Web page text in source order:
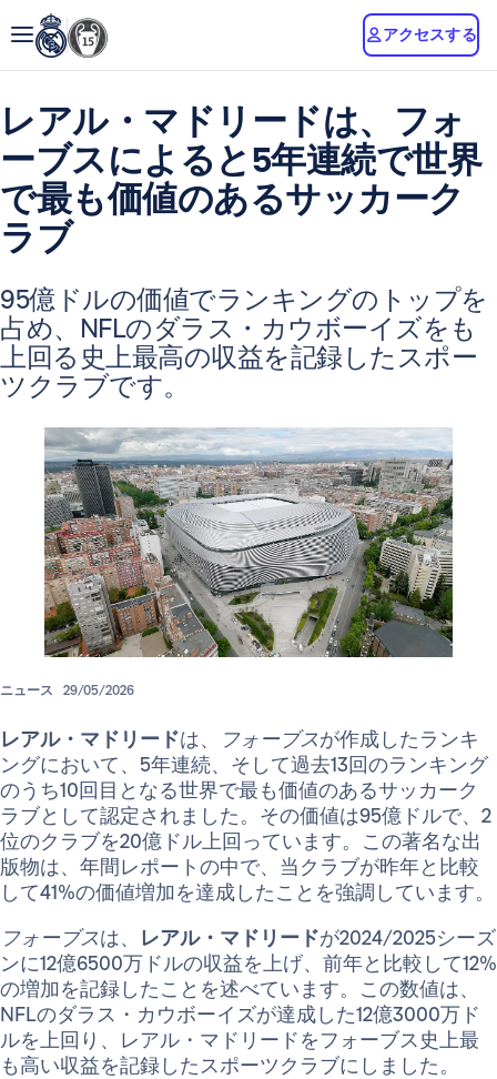
アクセスする
レアル・マドリードは、フォ
ーブスによると5年連続で世界
で最も価値のあるサッカーク
ラブ
95億ドルの価値でランキングのトップを
占め、NFLのダラス・カウボーイズをも
上回る史上最高の収益を記録したスポー
ツクラブです。
ニュース 29/05/2026
レアル・マドリードは、 フォーブスが作成したランキ
ングにおいて、5年連続、そして過去13回のランキング
のうち10回目となる世界で最も価値のあるサッカーク
ラブとして認定されました。その価値は95億ドルで、2
位のクラブを20億ドル上回っています。この著名な出
版物は、年間レポートの中で、当クラブが昨年と比較
して41%の価値増加を達成したことを強調しています。
フォーブスは、 レアル・マドリードが2024/2025シーズ
ンに12億6500万ドルの収益を上げ、前年と比較して12%
の増加を記録したことを述べています。この数値は、
NFLのダラス・カウボーイズが達成した12億3000万ド
ルを上回り、レアル・マドリードをフォーブス史上最
も高い収益を記録したスポーツクラブにしました。